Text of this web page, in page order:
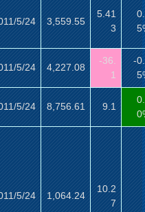
5/24 3,559.55
5.41
3
5/24 4,227.08
-36.
1
-
5/24 8,756.61 9.1
5/24 1,064.24
10.2
7